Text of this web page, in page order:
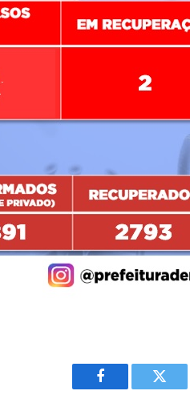
Facebook